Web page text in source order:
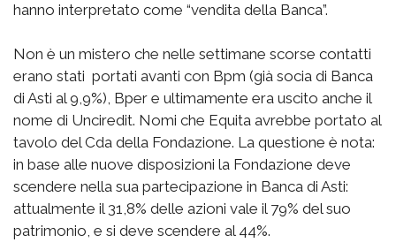
hanno interpretato come “vendita della Banca”.
Non è un mistero che nelle settimane scorse contatti
erano stati portati avanti con Bpm (già socia di Banca
di Asti al 9,9%), Bper e ultimamente era uscito anche il
nome di Unciredit. Nomi che Equita avrebbe portato al
tavolo del Cda della Fondazione. La questione è nota:
in base alle nuove disposizioni la Fondazione deve
scendere nella sua partecipazione in Banca di Asti:
attualmente il 31,8% delle azioni vale il 79% del suo
patrimonio, e si deve scendere al 44%.